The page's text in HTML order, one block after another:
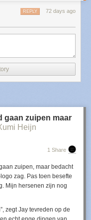
72 days ago
REPLY
gaan zuipen maar
Heijn
1 Share
zuipen, maar bedacht
zag. Pas toen besefte
Mijn hersenen zijn nog
zegt Jay tevreden op de